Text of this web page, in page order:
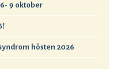
9 oktober
hösten 2026